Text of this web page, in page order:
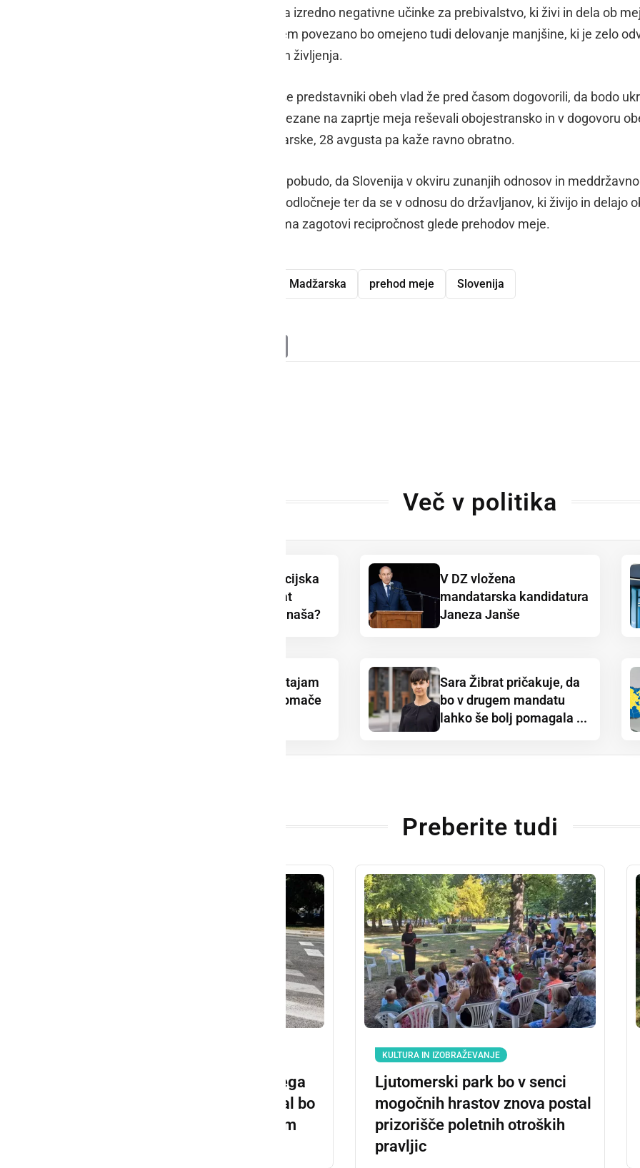
zaprtju meja za tuje državljane imela izredno negativne učinke za prebivalstvo, ki živi in dela ob
tudi na samo obmejno življenje. S tem povezano bo omejeno tudi delovanje manjšine, ki je zelo
od matične države na vseh področjih življenja.
Po meni znanih informacijah naj bi se predstavniki obeh vlad že pred časom dogovorili, da bodo
za zajezitev širjenja korona virusa, vezane na zaprtje meja reševali obojestransko in v dogovoru
držav, ravno zadnja odločitev Madžarske, 28 avgusta pa kaže ravno obratno.
Zato na podlagi navedenega dajem pobudo, da Slovenija v okviru zunanjih odnosov in meddržavno
sodelovanje, svoje interese uveljavi odločneje ter da se v odnosu do državljanov, ki živijo in delajo
slovensko-madžarski meji nemudoma zagotovi recipročnost glede prehodov meje.
Madžarska prehod meje Slovenija
PrintFriendly
Več v politika
Podpisana je koalicijska
pogodba za mandat
2026–2030. Kaj prinaša?
V DZ vložena
mandatarska kandidatura
Janeza Janše
Dominik Štrakl: Ostajam
aktiven in vpet v domače
Sara Žibrat pričakuje, da
bo v drugem mandatu
lahko še bolj pomagala ...
Preberite tudi
Pričela se bo gradnja novega
krožišča v Ljutomeru, veljal bo
spremenjen prometni režim
KULTURA IN IZOBRAŽEVANJE
Ljutomerski park bo v senci
mogočnih hrastov znova postal
prizorišče poletnih otroških
pravljic